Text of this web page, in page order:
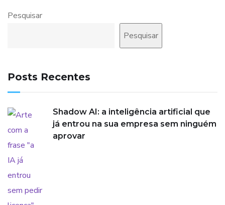
Pesquisar
Pesquisar
Posts Recentes
Shadow AI: a inteligência artificial que
já entrou na sua empresa sem ninguém
aprovar